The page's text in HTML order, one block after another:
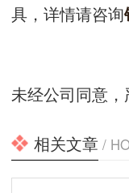
具，详情请咨询
未经公司同意，
相关文章 /